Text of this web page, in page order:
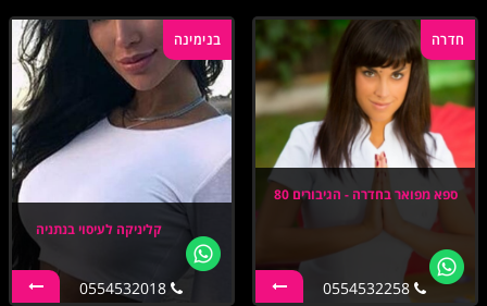
חדרה
ספא מפואר בחדרה - הגיבורים 80
0554532258
בנימינה
קליניקה לעיסוי בנתניה
0554532018